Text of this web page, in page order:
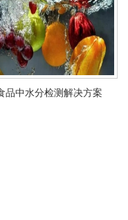
品中水分检测解决方案